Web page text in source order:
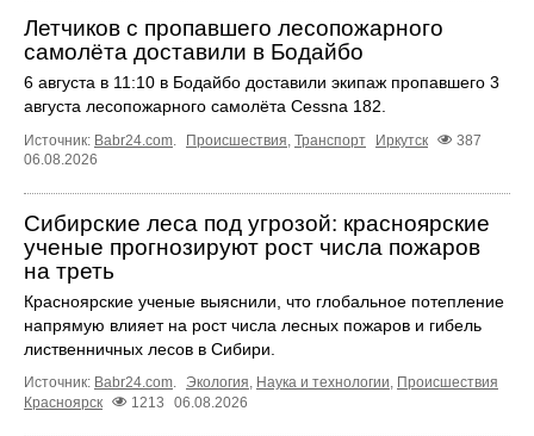
Летчиков с пропавшего лесопожарного
самолёта доставили в Бодайбо
6 августа в 11:10 в Бодайбо доставили экипаж пропавшего 3
августа лесопожарного самолёта Cessna 182.
Источник: Babr24.com. Происшествия, Транспорт Иркутск
387
06.08.2026
Сибирские леса под угрозой: красноярские
ученые прогнозируют рост числа пожаров
на треть
Красноярские ученые выяснили, что глобальное потепление
напрямую влияет на рост числа лесных пожаров и гибель
лиственничных лесов в Сибири.
Источник: Babr24.com. Экология, Наука и технологии, Происшествия
Красноярск
1213 06.08.2026